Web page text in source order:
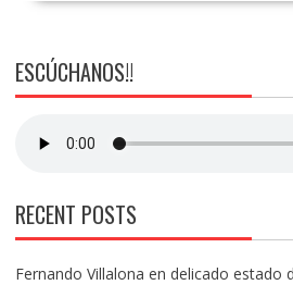
ESCÚCHANOS!!
RECENT POSTS
Fernando Villalona en delicado estado